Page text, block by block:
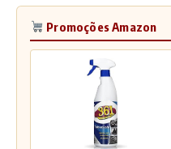
Promoções Amazon